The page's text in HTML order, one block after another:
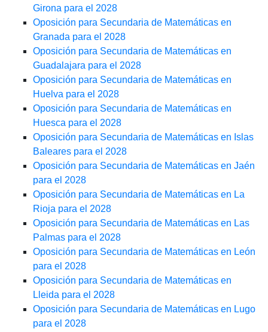
Girona para el 2028
Oposición para Secundaria de Matemáticas en
Granada para el 2028
Oposición para Secundaria de Matemáticas en
Guadalajara para el 2028
Oposición para Secundaria de Matemáticas en
Huelva para el 2028
Oposición para Secundaria de Matemáticas en
Huesca para el 2028
Oposición para Secundaria de Matemáticas en Islas
Baleares para el 2028
Oposición para Secundaria de Matemáticas en Jaén
para el 2028
Oposición para Secundaria de Matemáticas en La
Rioja para el 2028
Oposición para Secundaria de Matemáticas en Las
Palmas para el 2028
Oposición para Secundaria de Matemáticas en León
para el 2028
Oposición para Secundaria de Matemáticas en
Lleida para el 2028
Oposición para Secundaria de Matemáticas en Lugo
para el 2028